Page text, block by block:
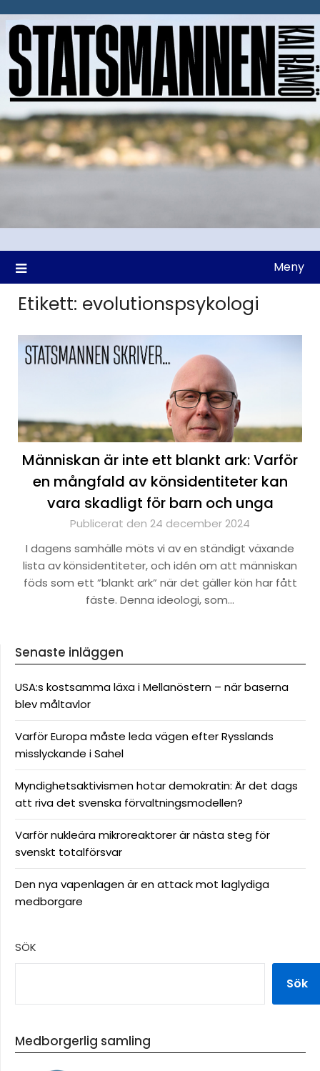
till
Meny
Etikett: evolutionspsykologi
Människan är inte ett blankt ark: Varför
en mångfald av könsidentiteter kan
vara skadligt för barn och unga
Publicerat den 24 december 2024
I dagens samhälle möts vi av en ständigt växande
lista av könsidentiteter, och idén om att människan
föds som ett ”blankt ark” när det gäller kön har fått
fäste. Denna ideologi, som…
Senaste inläggen
USA:s kostsamma läxa i Mellanöstern – när baserna
blev måltavlor
Varför Europa måste leda vägen efter Rysslands
misslyckande i Sahel
Myndighetsaktivismen hotar demokratin: Är det dags
att riva det svenska förvaltningsmodellen?
Varför nukleära mikroreaktorer är nästa steg för
svenskt totalförsvar
Den nya vapenlagen är en attack mot laglydiga
medborgare
SÖK
Sök
Medborgerlig samling